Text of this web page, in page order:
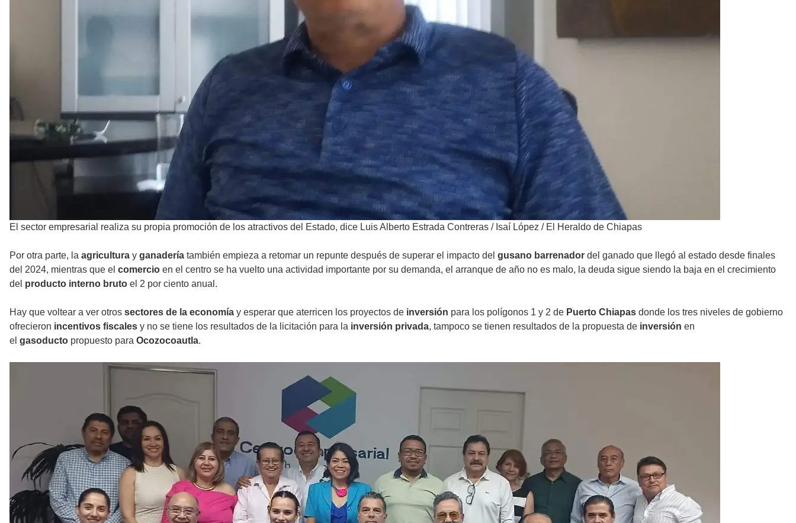
El sector empresarial realiza su propia promoción de los atractivos del Estado, dice Luis Alberto Estrada Contreras / Isaí López / El Heraldo de Chiapas
Por otra parte, la agricultura y ganadería también empieza a retomar un repunte después de superar el impacto del gusano barrenador del ganado que llegó al estado desde finales
del 2024, mientras que el comercio en el centro se ha vuelto una actividad importante por su demanda, el arranque de año no es malo, la deuda sigue siendo la baja en el crecimiento
del producto interno bruto el 2 por ciento anual.
Hay que voltear a ver otros sectores de la economía y esperar que aterricen los proyectos de inversión para los polígonos 1 y 2 de Puerto Chiapas donde los tres niveles de gobierno
ofrecieron incentivos fiscales y no se tiene los resultados de la licitación para la inversión privada, tampoco se tienen resultados de la propuesta de inversión en
el gasoducto propuesto para Ocozocoautla.